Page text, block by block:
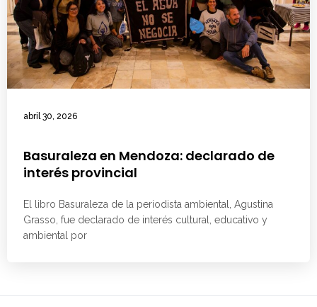
abril 30, 2026
Basuraleza en Mendoza: declarado de
interés provincial
El libro Basuraleza de la periodista ambiental, Agustina
Grasso, fue declarado de interés cultural, educativo y
ambiental por